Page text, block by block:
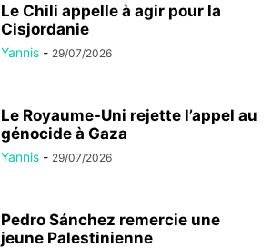
Le Chili appelle à agir pour la
Cisjordanie
Yannis - 29/07/2026
Le Royaume-Uni rejette l’appel au
génocide à Gaza
Yannis - 29/07/2026
Pedro Sánchez remercie une
jeune Palestinienne